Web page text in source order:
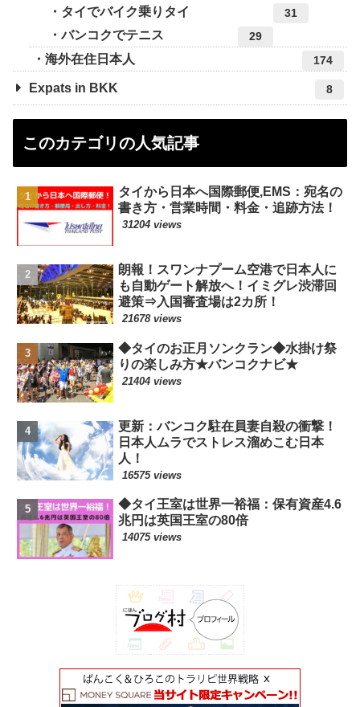
タイでバイク乗りタイ 31
バンコクでテニス 29
海外在住日本人 174
Expats in BKK 8
このカテゴリの人気記事
タイから日本へ国際郵便,EMS：宛名の
書き方・営業時間・料金・追跡方法！
31204 views
朗報！スワンナプーム空港で日本人に
も自動ゲート解放へ！イミグレ渋滞回
避策⇒入国審査場は2カ所！
21678 views
◆タイのお正月ソンクラン◆水掛け祭
りの楽しみ方★バンコクナビ★
21404 views
更新：バンコク駐在員妻自殺の衝撃！
日本人ムラでストレス溜めこむ日本
人！
16575 views
◆タイ王室は世界一裕福：保有資産4.6
兆円は英国王室の80倍
14075 views